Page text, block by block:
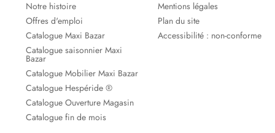
Notre histoire
Offres d'emploi
Catalogue Maxi Bazar
Catalogue saisonnier Maxi
Bazar
Catalogue Mobilier Maxi Bazar
Catalogue Hespéride ®
Catalogue Ouverture Magasin
Catalogue fin de mois
Mentions légales
Plan du site
Accessibilité : non-conforme